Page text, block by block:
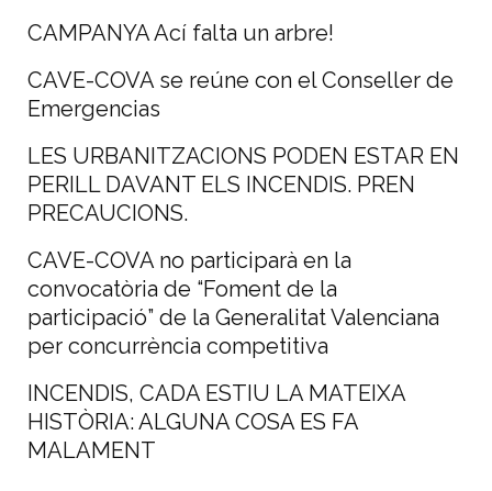
CAMPANYA Ací falta un arbre!
CAVE-COVA se reúne con el Conseller de
Emergencias
LES URBANITZACIONS PODEN ESTAR EN
PERILL DAVANT ELS INCENDIS. PREN
PRECAUCIONS.
CAVE-COVA no participarà en la
convocatòria de “Foment de la
participació” de la Generalitat Valenciana
per concurrència competitiva
INCENDIS, CADA ESTIU LA MATEIXA
HISTÒRIA: ALGUNA COSA ES FA
MALAMENT